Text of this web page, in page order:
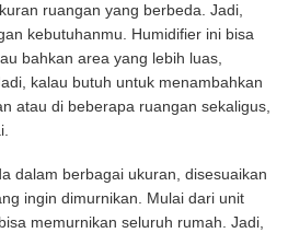
ruangan yang berbeda. Jadi,
kebutuhanmu. Humidifier ini bisa
bahkan area yang lebih luas,
kalau butuh untuk menambahkan
atau di beberapa ruangan sekaligus,
dalam berbagai ukuran, disesuaikan
ingin dimurnikan. Mulai dari unit
memurnikan seluruh rumah. Jadi,